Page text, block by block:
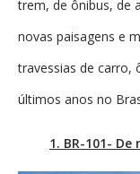
trem, de ônibus, de
novas paisagens e
travessias de carro,
últimos anos no
1. BR-101-